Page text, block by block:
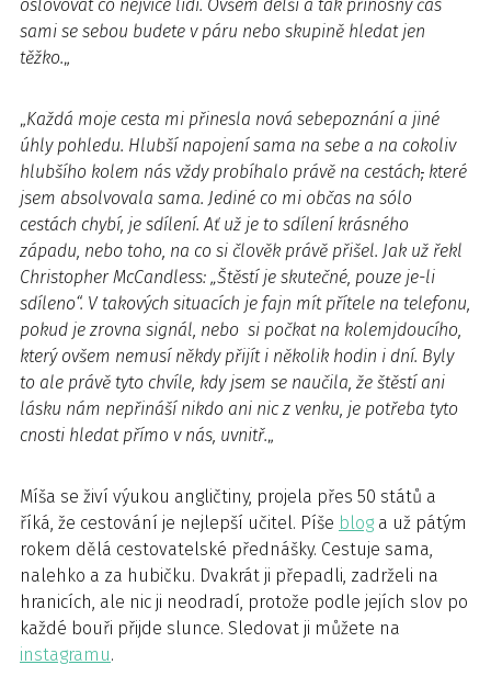
oslovovat co nejvíce lidí. Ovšem delší a tak přínosný čas
sami se sebou budete v páru nebo skupině hledat jen
těžko.„
„Každá moje cesta mi přinesla nová sebepoznání a jiné
úhly pohledu. Hlubší napojení sama na sebe a na cokoliv
hlubšího kolem nás vždy probíhalo právě na cestách, které
jsem absolvovala sama. Jediné co mi občas na sólo
cestách chybí, je sdílení. Ať už je to sdílení krásného
západu, nebo toho, na co si člověk právě přišel. Jak už řekl
Christopher McCandless: „Štěstí je skutečné, pouze je-li
sdíleno“. V takových situacích je fajn mít přítele na telefonu,
pokud je zrovna signál, nebo si počkat na kolemjdoucího,
který ovšem nemusí někdy přijít i několik hodin i dní. Byly
to ale právě tyto chvíle, kdy jsem se naučila, že štěstí ani
lásku nám nepřináší nikdo ani nic z venku, je potřeba tyto
cnosti hledat přímo v nás, uvnitř.„
Míša se živí výukou angličtiny, projela přes 50 států a
říká, že cestování je nejlepší učitel. Píše blog a už pátým
rokem dělá cestovatelské přednášky. Cestuje sama,
nalehko a za hubičku. Dvakrát ji přepadli, zadrželi na
hranicích, ale nic ji neodradí, protože podle jejích slov po
každé bouři přijde slunce. Sledovat ji můžete na
instagramu.